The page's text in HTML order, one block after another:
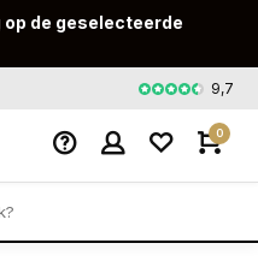
de geselecteerde
Snelle9,7
0